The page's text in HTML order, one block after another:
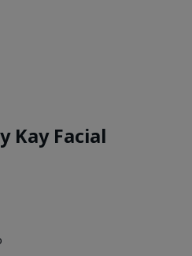
Kay Facial